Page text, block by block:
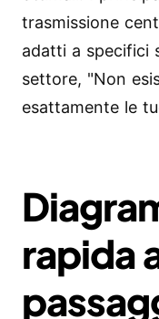
trasmissione
adatti a specifici
settore, "Non
esattamente le
rapida